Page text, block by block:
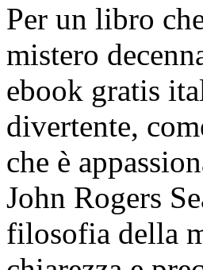
Per un libro
mistero
ebook gratis
divertente,
che è
John Rogers
filosofia della